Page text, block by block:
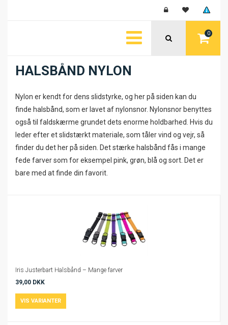
0
HALSBÅND NYLON
Nylon er kendt for dens slidstyrke, og her på siden kan du
finde halsbånd, som er lavet af nylonsnor. Nylonsnor benyttes
også til faldskærme grundet dets enorme holdbarhed. Hvis du
leder efter et slidstærkt materiale, som tåler vind og vejr, så
finder du det her på siden. Det stærke halsbånd fås i mange
fede farver som for eksempel pink, grøn, blå og sort. Det er
bare med at finde din favorit.
Iris Justerbart Halsbånd – Mange farver
39,00 DKK